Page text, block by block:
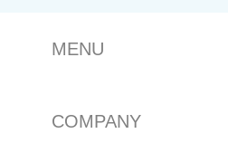
MENU
COMPANY